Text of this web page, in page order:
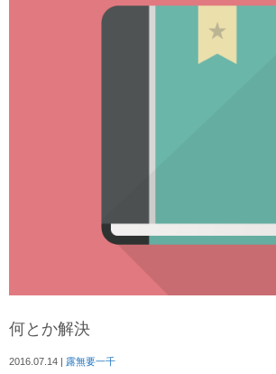
何とか解決
2016.07.14 | 露無要一千